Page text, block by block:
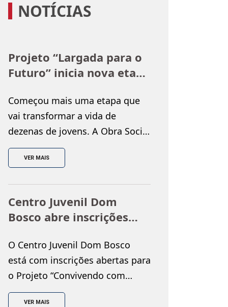
NOTÍCIAS
Projeto “Largada para o
Futuro” inicia nova etapa
Bosco
Começou mais uma etapa que
vai transformar a vida de
dezenas de jovens. A Obra Social
Dom Bosco (OSDB), de Areia
Branca-RN, realizou a aula
Futuro, iniciativa que conta com
o apoio da Engie e que segue
abrindo portas por meio da
educação e da qualificação. […]
VER MAIS
Centro Juvenil Dom
Bosco abre inscrições
Lazer e Cidadania em
Areia Branca
O Centro Juvenil Dom Bosco
está com inscrições abertas para
o Projeto “Convivendo com
Cidadania, Esporte e Lazer” uma
VER MAIS